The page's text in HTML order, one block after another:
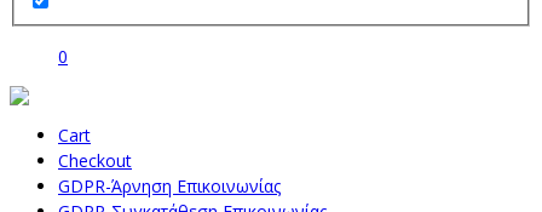
0
Cart
Checkout
GDPR-Άρνηση Επικοινωνίας